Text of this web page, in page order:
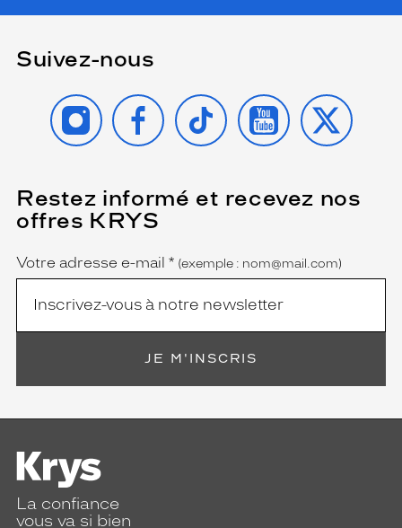
Suivez-nous
INSTAGRAMFACEBOOK
TIKTOK YOUTUBE
X
Restez informé et recevez nos
offres KRYS
Name
Votre adresse e-mail *
(Ce
champ
est
obligatoire)
(exemple : nom@mail.com)
JE M'INSCRIS
La confiance
vous va si bien